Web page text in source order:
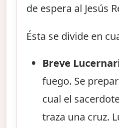
de espera al Jesús
Ésta se divide en
Breve
fuego. Se
cual el
traza una cruz.